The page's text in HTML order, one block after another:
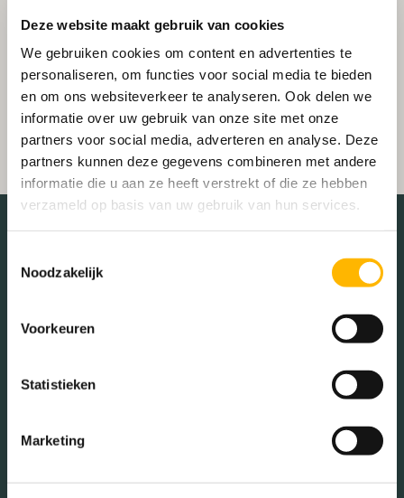
Deze website maakt gebruik van cookies
We gebruiken cookies om content en advertenties te
personaliseren, om functies voor social media te bieden
en om ons websiteverkeer te analyseren. Ook delen we
informatie over uw gebruik van onze site met onze
partners voor social media, adverteren en analyse. Deze
partners kunnen deze gegevens combineren met andere
informatie die u aan ze heeft verstrekt of die ze hebben
verzameld op basis van uw gebruik van hun services.
Noodzakelijk
Voorkeuren
Statistieken
Marketing
De buurt